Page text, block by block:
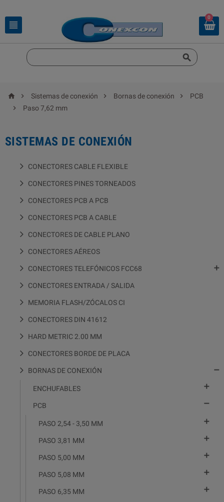

0

  Sistemas de conexión  Bornas de conexión 
PCB

Paso 7,62 mm
SISTEMAS DE CONEXIÓN
CONECTORES CABLE FLEXIBLE
CONECTORES PINES TORNEADOS
CONECTORES PCB A PCB
CONECTORES PCB A CABLE
CONECTORES DE CABLE PLANO
CONECTORES AÉREOS
CONECTORES TELEFÓNICOS FCC68 
CONECTORES ENTRADA / SALIDA
MEMORIA FLASH/ZÓCALOS CI
CONECTORES DIN 41612
HARD METRIC 2.00 MM
CONECTORES BORDE DE PLACA
BORNAS DE CONEXIÓN 
ENCHUFABLES 
PCB 
PASO 2,54 - 3,50 MM 
PASO 3,81 MM 
PASO 5,00 MM 
PASO 5,08 MM 
PASO 6,35 MM 